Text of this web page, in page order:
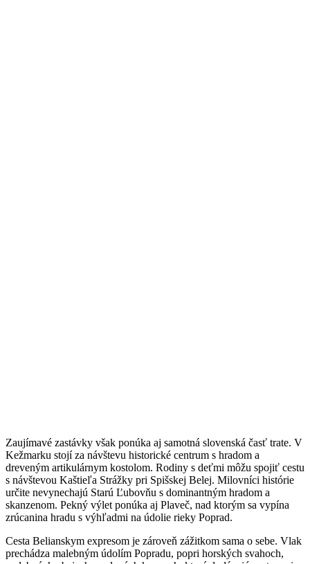
Zaujímavé zastávky však ponúka aj samotná slovenská časť trate. V
Kežmarku stojí za návštevu historické centrum s hradom a
dreveným artikulárnym kostolom. Rodiny s deťmi môžu spojiť cestu
s návštevou Kaštieľa Strážky pri Spišskej Belej. Milovníci histórie
určite nevynechajú Starú Ľubovňu s dominantným hradom a
skanzenom. Pekný výlet ponúka aj Plaveč, nad ktorým sa vypína
zrúcanina hradu s výhľadmi na údolie rieky Poprad.
Cesta Belianskym expresom je zároveň zážitkom sama o sebe. Vlak
prechádza malebným údolím Popradu, popri horských svahoch,